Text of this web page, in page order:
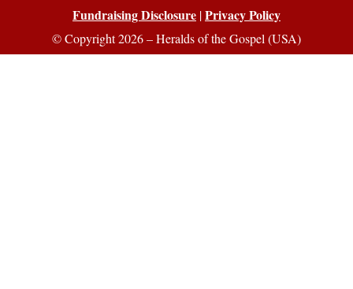
Fundraising Disclosure |Privacy Policy
© Copyright 2026 – Heralds of the Gospel (USA)